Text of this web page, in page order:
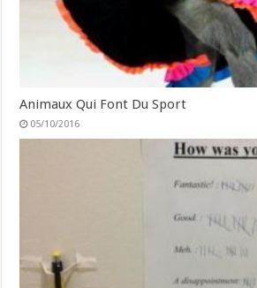
Animaux Qui Font Du Sport
05/10/2016